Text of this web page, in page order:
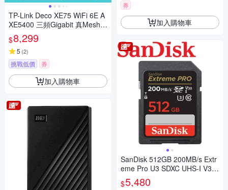
TP-Link Deco XE75 WiFi 6E A
XE5400 三頻Gigabit 真Mesh
無線網路網狀路由器(Wi-Fi 6E
分享器)(三入組)
$8,299
5 (2)
挑戰低價 券
加入購物車
券
加入購物車
SanDisk 512GB 200MB/s Extr
eme Pro U3 SDXC UHS-I V30
記憶卡
$5,480